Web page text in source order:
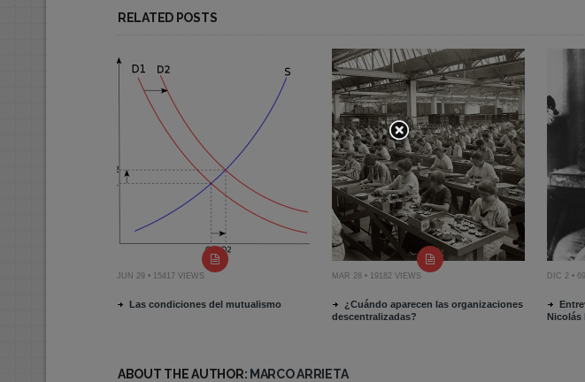
RELATED POSTS
JUN 29 • 15417 VIEWS
Las condiciones del mutualismo
MAR 28 • 19182 VIEWS
¿Cuándo aparecen las organizaciones
descentralizadas?
DIC 2 •
Nicolás
ABOUT THE AUTHOR: MARCO ARRIETA